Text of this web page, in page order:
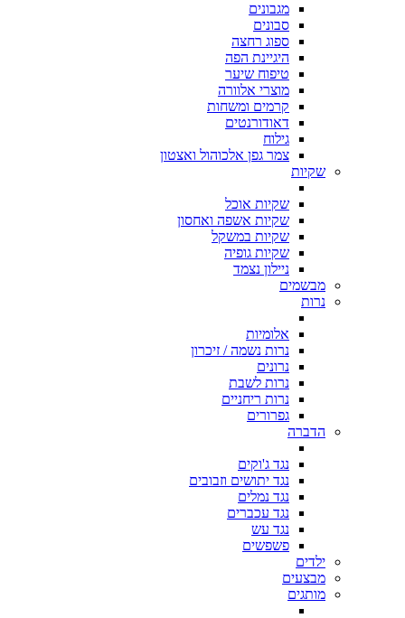
מגבונים
סבונים
ספוג רחצה
היגיינת הפה
טיפוח שיער
מוצרי אלוורה
קרמים ומשחות
דאודורנטים
גילוח
צמר גפן אלכוהול ואצטון
שקיות
שקיות אוכל
שקיות אשפה ואחסון
שקיות במשקל
שקיות גופיה
ניילון נצמד
מבשמים
נרות
אלומיות
נרות נשמה / זיכרון
נרונים
נרות לשבת
נרות ריחניים
גפרורים
הדברה
נגד ג'וקים
נגד יתושים וזבובים
נגד נמלים
נגד עכברים
נגד עש
פשפשים
ילדים
מבצעים
מותגים